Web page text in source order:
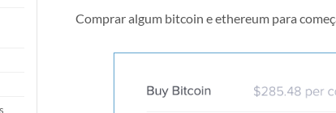
Comprar algum bitcoin e ethereum para